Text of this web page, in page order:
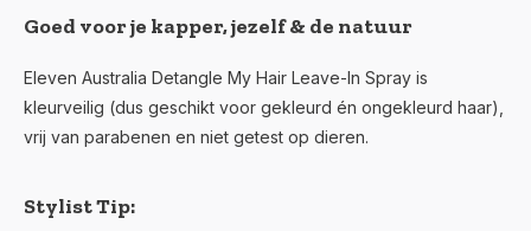
Goed voor je kapper, jezelf & de natuur
Eleven Australia Detangle My Hair Leave-In Spray is
kleurveilig (dus geschikt voor gekleurd én ongekleurd haar),
vrij van parabenen en niet getest op dieren.
Stylist Tip: